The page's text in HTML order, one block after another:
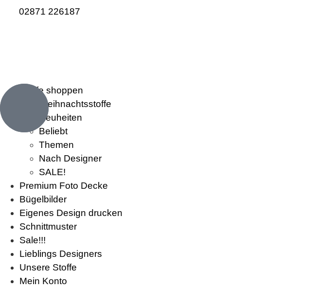
02871 226187
Stoffe shoppen
Weihnachtsstoffe
Neuheiten
Beliebt
Themen
Nach Designer
SALE!
Premium Foto Decke
Bügelbilder
Eigenes Design drucken
Schnittmuster
Sale!!!
Lieblings Designers
Unsere Stoffe
Mein Konto